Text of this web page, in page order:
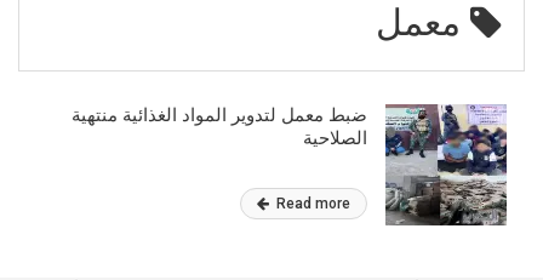
معمل
ضبط معمل لتدوير المواد الغذائية منتهية
الصلاحية
Read more